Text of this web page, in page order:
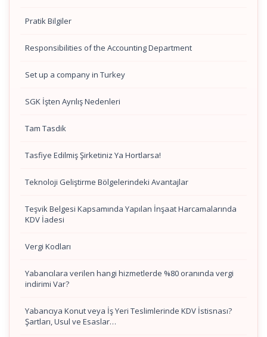
Pratik Bilgiler
Responsibilities of the Accounting Department
Set up a company in Turkey
SGK İşten Ayrılış Nedenleri
Tam Tasdik
Tasfiye Edilmiş Şirketiniz Ya Hortlarsa!
Teknoloji Geliştirme Bölgelerindeki Avantajlar
Teşvik Belgesi Kapsamında Yapılan İnşaat Harcamalarında
KDV İadesi
Vergi Kodları
Yabancılara verilen hangi hizmetlerde %80 oranında vergi
indirimi Var?
Yabancıya Konut veya İş Yeri Teslimlerinde KDV İstisnası?
Şartları, Usul ve Esaslar…